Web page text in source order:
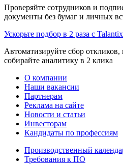
Проверяйте сотрудников и
документы без бумаг и личных
Ускорьте подбор в 2 раза с Talantix
Автоматизируйте сбор откликов,
собирайте аналитику в 2 клика
О компании
Наши вакансии
Партнерам
Реклама на сайте
Новости и статьи
Инвесторам
Кандидаты по профессиям
Производственный
Требования к ПО